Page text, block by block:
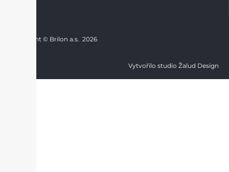
Copyright © Brilon a.s. 2026
Vytvořilo studio Žalud Design